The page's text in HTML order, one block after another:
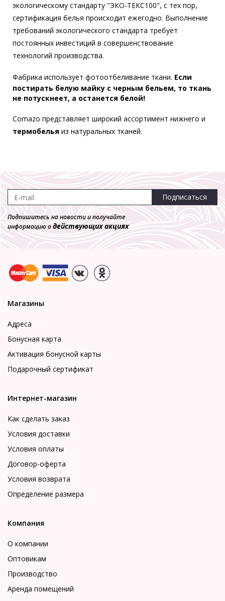
экологическому стандарту "ЭКО-ТЕКС100", с тех пор,
сертификация белья происходит ежегодно. Выполнение
требований экологического стандарта требует
постоянных инвестиций в совершенствование
технологий производства.
Фабрика использует фотоотбеливание ткани. Если
постирать белую майку с черным бельем, то ткань
не потускнеет, а останется белой!
Comazo представляет широкий ассортимент нижнего и
термобелья из натуральных тканей.
Подписаться
Подпишитесь на новости и получайте
информацию одействующих акциях
Магазины
Адреса
Бонусная карта
Активация бонусной карты
Подарочный сертификат
Интернет-магазин
Как сделать заказ
Условия доставки
Условия оплаты
Договор-оферта
Условия возврата
Определение размера
Компания
О компании
Оптовикам
Производство
Аренда помещений